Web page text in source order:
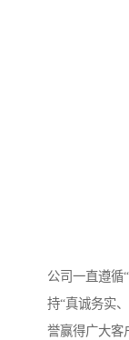
公司一直遵循
持“真诚务实
誉赢得广大客